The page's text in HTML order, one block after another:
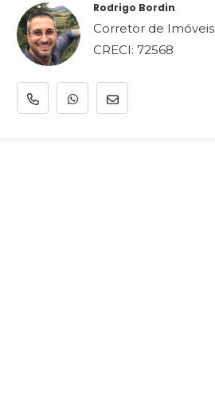
Rodrigo Bordin
Corretor de Imóveis
CRECI: 72568